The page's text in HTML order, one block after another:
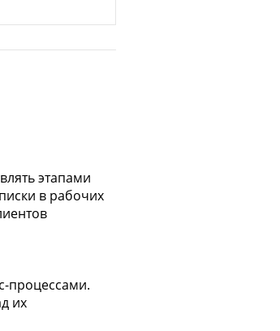
этапами
в рабочих
процессами.
их